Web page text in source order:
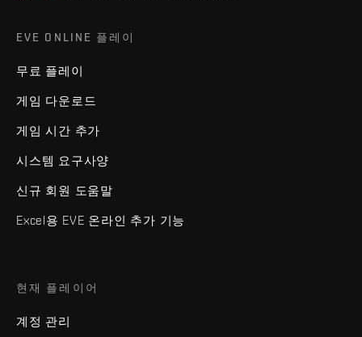
EVE ONLINE 플레이
무료 플레이
게임 다운로드
게임 시간 추가
시스템 요구사양
신규 회원 도움말
Excel용 EVE 온라인 추가 기능
현재 플레이어
계정 관리